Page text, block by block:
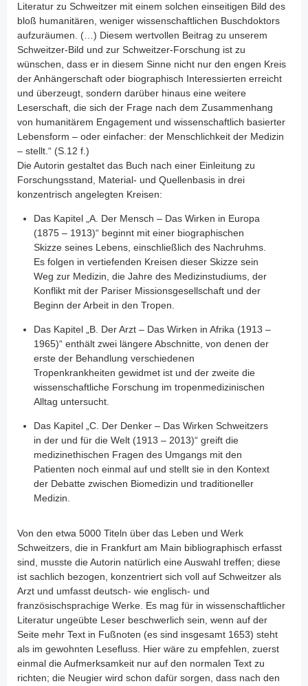
Literatur zu Schweitzer mit einem solchen einseitigen Bild des
bloß humanitären, weniger wissenschaftlichen Buschdoktors
aufzuräumen. (…) Diesem wertvollen Beitrag zu unserem
Schweitzer-Bild und zur Schweitzer-Forschung ist zu
wünschen, dass er in diesem Sinne nicht nur den engen Kreis
der Anhängerschaft oder biographisch Interessierten erreicht
und überzeugt, sondern darüber hinaus eine weitere
Leserschaft, die sich der Frage nach dem Zusammenhang
von humanitärem Engagement und wissenschaftlich basierter
Lebensform – oder einfacher: der Menschlichkeit der Medizin
– stellt.“ (S.12 f.)
Die Autorin gestaltet das Buch nach einer Einleitung zu
Forschungsstand, Material- und Quellenbasis in drei
konzentrisch angelegten Kreisen:
Das Kapitel „A. Der Mensch – Das Wirken in Europa
(1875 – 1913)“ beginnt mit einer biographischen
Skizze seines Lebens, einschließlich des Nachruhms.
Es folgen in vertiefenden Kreisen dieser Skizze sein
Weg zur Medizin, die Jahre des Medizinstudiums, der
Konflikt mit der Pariser Missionsgesellschaft und der
Beginn der Arbeit in den Tropen.
Das Kapitel „B. Der Arzt – Das Wirken in Afrika (1913 –
1965)“ enthält zwei längere Abschnitte, von denen der
erste der Behandlung verschiedenen
Tropenkrankheiten gewidmet ist und der zweite die
wissenschaftliche Forschung im tropenmedizinischen
Alltag untersucht.
Das Kapitel „C. Der Denker – Das Wirken Schweitzers
in der und für die Welt (1913 – 2013)“ greift die
medizinethischen Fragen des Umgangs mit den
Patienten noch einmal auf und stellt sie in den Kontext
der Debatte zwischen Biomedizin und traditioneller
Medizin.
Von den etwa 5000 Titeln über das Leben und Werk
Schweitzers, die in Frankfurt am Main bibliographisch erfasst
sind, musste die Autorin natürlich eine Auswahl treffen; diese
ist sachlich bezogen, konzentriert sich voll auf Schweitzer als
Arzt und umfasst deutsch- wie englisch- und
französischsprachige Werke. Es mag für in wissenschaftlicher
Literatur ungeübte Leser beschwerlich sein, wenn auf der
Seite mehr Text in Fußnoten (es sind insgesamt 1653) steht
als im gewohnten Lesefluss. Hier wäre zu empfehlen, zuerst
einmal die Aufmerksamkeit nur auf den normalen Text zu
richten; die Neugier wird schon dafür sorgen, dass nach den